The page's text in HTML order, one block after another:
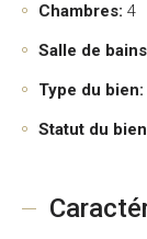
Chambres: 4
Salle de
Type du bien:
Statut du